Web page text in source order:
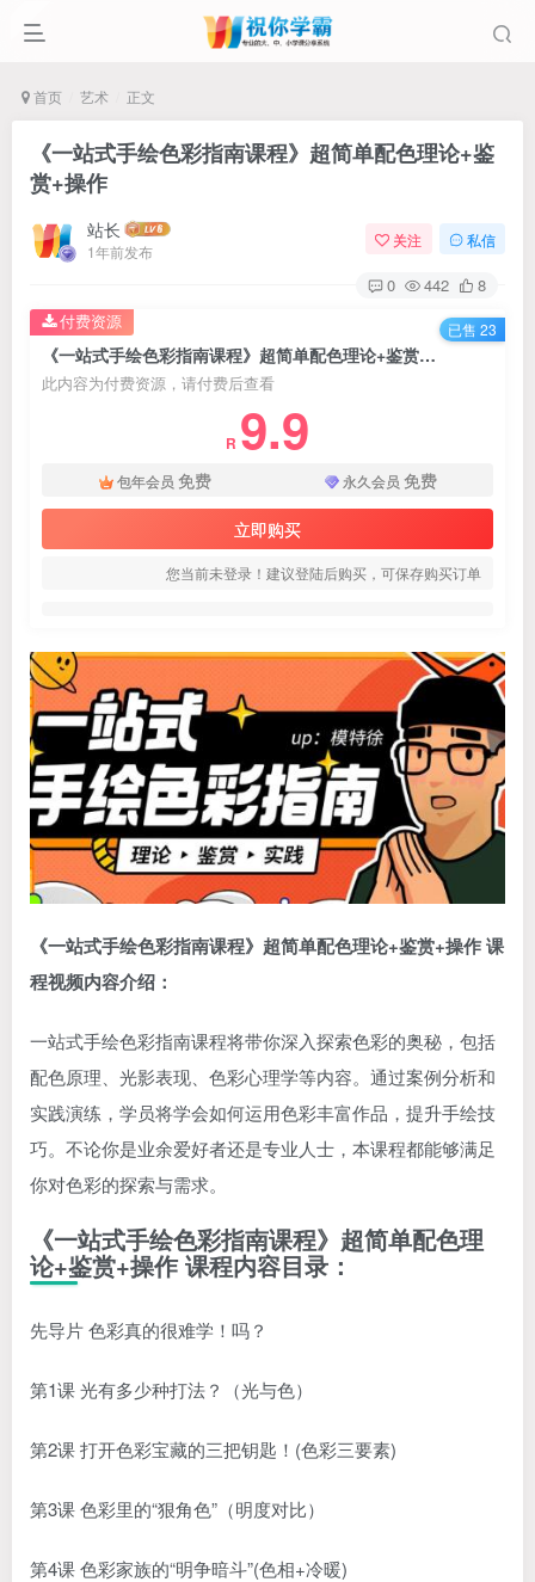
首页 艺术 正文
《一站式手绘色彩指南课程》超简单配色理论+鉴
赏+操作
站长
1年前发布
关注 私信
0 442 8
《一站式手绘色彩指南课程》超简单配色理论+鉴赏+操作
此内容为付费资源，请付费后查看
R 9.9
包年会员 免费 永久会员 免费
立即购买
您当前未登录！建议登陆后购买，可保存购买订单
付费资源 已售 23
《一站式手绘色彩指南课程》超简单配色理论+鉴赏+操作 课
程视频内容介绍：
一站式手绘色彩指南课程将带你深入探索色彩的奥秘，包括
配色原理、光影表现、色彩心理学等内容。通过案例分析和
实践演练，学员将学会如何运用色彩丰富作品，提升手绘技
巧。不论你是业余爱好者还是专业人士，本课程都能够满足
你对色彩的探索与需求。
《一站式手绘色彩指南课程》超简单配色理
论+鉴赏+操作 课程内容目录：
先导片 色彩真的很难学！吗？
第1课 光有多少种打法？（光与色）
第2课 打开色彩宝藏的三把钥匙！(色彩三要素)
第3课 色彩里的“狠角色”（明度对比）
第4课 色彩家族的“明争暗斗”(色相+冷暖)